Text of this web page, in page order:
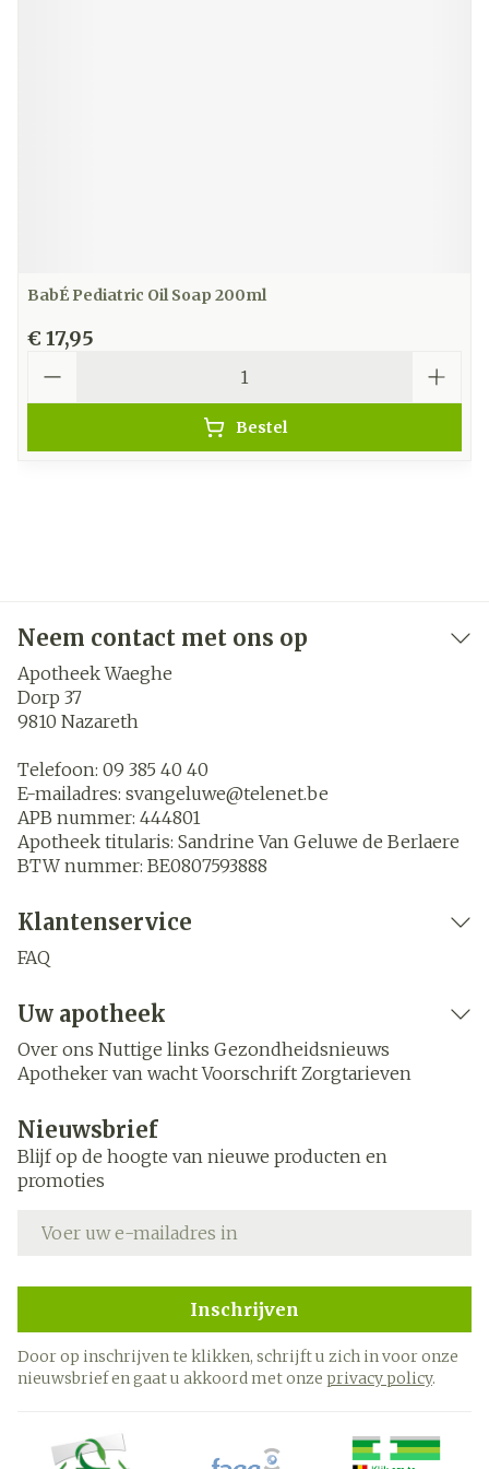
BabÉ Pediatric Oil Soap 200ml
€ 17,95
Bestel
Neem contact met ons op
Apotheek Waeghe
Dorp 37
9810 Nazareth
Telefoon: 09 385 40 40
E-mailadres: svangeluwe@telenet.be
APB nummer: 444801
Apotheek titularis: Sandrine Van Geluwe de Berlaere
BTW nummer: BE0807593888
Klantenservice
FAQ
Uw apotheek
Over ons Nuttige links Gezondheidsnieuws
Apotheker van wacht Voorschrift Zorgtarieven
Nieuwsbrief
Blijf op de hoogte van nieuwe producten en
promoties
Inschrijven
Door op inschrijven te klikken, schrijft u zich in voor onze
nieuwsbrief en gaat u akkoord met onze privacy policy.